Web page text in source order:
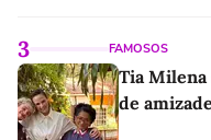
3 FAMOSOS
Tia Milena
de